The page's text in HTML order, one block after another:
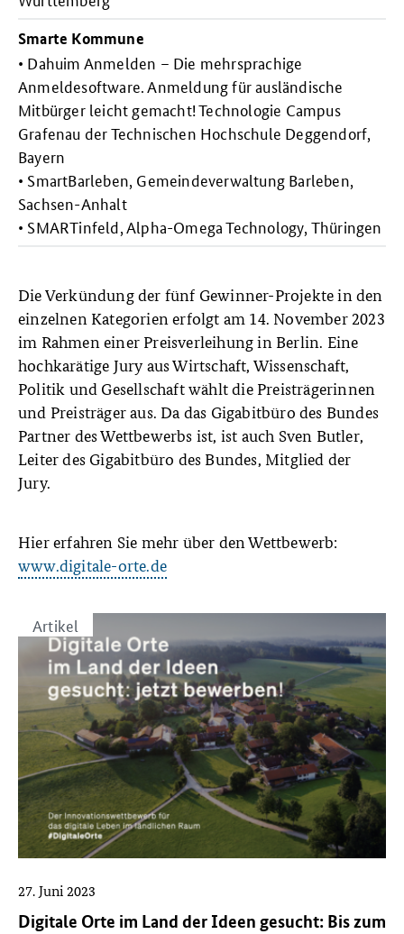
Smarte Kommune
• Dahuim Anmelden – Die mehrsprachige
Anmeldesoftware. Anmeldung für ausländische
Mitbürger leicht gemacht! Technologie Campus
Grafenau der Technischen Hochschule Deggendorf,
Bayern
• SmartBarleben, Gemeindeverwaltung Barleben,
Sachsen-Anhalt
• SMARTinfeld, Alpha-Omega Technology, Thüringen
Die Verkündung der fünf Gewinner-Projekte in den
einzelnen Kategorien erfolgt am 14. November 2023
im Rahmen einer Preisverleihung in Berlin. Eine
hochkarätige Jury aus Wirtschaft, Wissenschaft,
Politik und Gesellschaft wählt die Preisträgerinnen
und Preisträger aus. Da das Gigabitbüro des Bundes
Partner des Wettbewerbs ist, ist auch Sven Butler,
Leiter des Gigabitbüro des Bundes, Mitglied der
Jury.
Hier erfahren Sie mehr über den Wettbewerb:
www.digitale-orte.de
Artikel
Digitale Orte im Land der Ideen gesucht: Bis zum
27. Juni 2023